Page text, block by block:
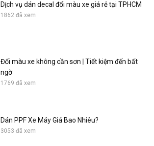
Dịch vụ dán decal đổi màu xe giá rẻ tại TPHCM
1862 đã xem
Đổi màu xe không cần sơn | Tiết kiệm đến bất
ngờ
1769 đã xem
Dán PPF Xe Máy Giá Bao Nhiêu?
3053 đã xem